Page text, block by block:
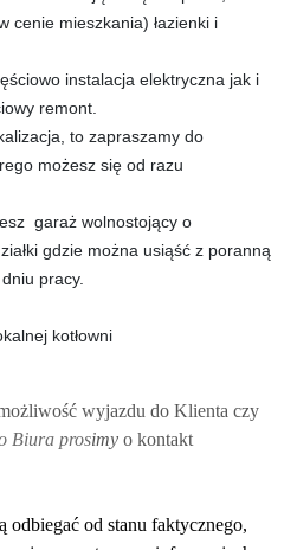
cenie mieszkania) łazienki i
instalacja elektryczna jak i
remont.
to zapraszamy do
możesz się od razu
garaż wolnostojący o
gdzie można usiąść z poranną
pracy.
kotłowni
wyjazdu do Klienta czy
Biura prosimy o kontakt
od stanu faktycznego,